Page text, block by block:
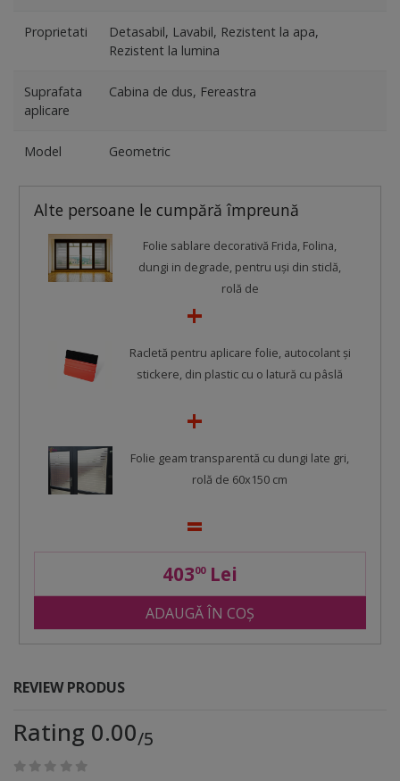
Proprietati
Detasabil, Lavabil, Rezistent la apa,
Rezistent la lumina
Suprafata
aplicare
Cabina de dus, Fereastra
Model Geometric
Alte persoane le cumpără împreună
Folie sablare decorativă Frida, Folina,
dungi in degrade, pentru uşi din sticlă,
rolă de
Racletă pentru aplicare folie, autocolant şi
stickere, din plastic cu o latură cu pâslă
Folie geam transparentă cu dungi late gri,
rolă de 60x150 cm
40300Lei
ADAUGĂ ÎN COȘ
REVIEW PRODUS
Rating 0.00/5